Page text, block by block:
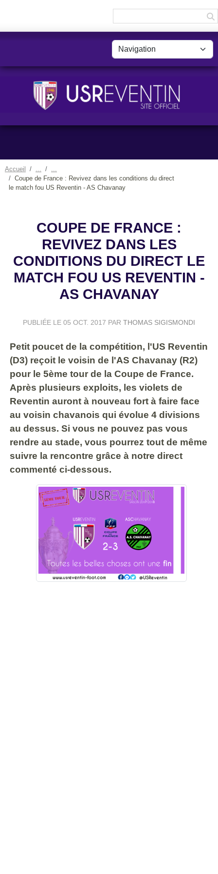
Accueil
Coupe de France : Revivez dans les conditions du direct
le match fou US Reventin - AS Chavanay
COUPE DE FRANCE :
REVIVEZ DANS LES
CONDITIONS DU DIRECT LE
MATCH FOU US REVENTIN -
AS CHAVANAY
PUBLIÉE LE 05 OCT. 2017 PAR THOMAS SIGISMONDI
Petit poucet de la compétition, l'US Reventin
(D3) reçoit le voisin de l'AS Chavanay (R2)
pour le 5ème tour de la Coupe de France.
Après plusieurs exploits, les violets de
Reventin auront à nouveau fort à faire face
au voisin chavanois qui évolue 4 divisions
au dessus. Si vous ne pouvez pas vous
rendre au stade, vous pourrez tout de même
suivre la rencontre grâce à notre direct
commenté ci-dessous.